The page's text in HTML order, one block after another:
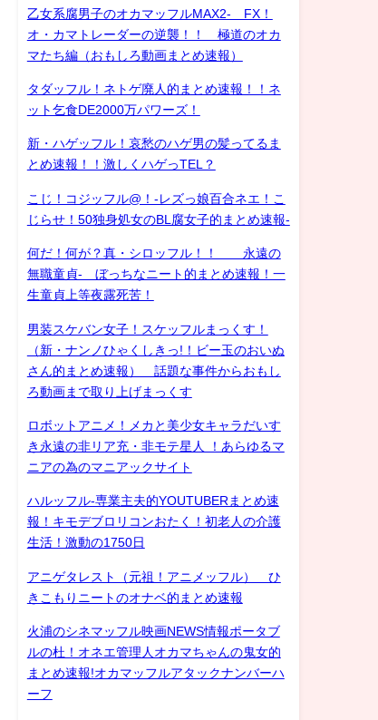
乙女系腐男子のオカマッフルMAX2- FX！
オ・カマトレーダーの逆襲！！ 極道のオカ
マたち編（おもしろ動画まとめ速報）
タダッフル！ネトゲ廃人的まとめ速報！！ネ
ット乞食DE2000万パワーズ！
新・ハゲッフル！哀愁のハゲ男の髪ってるま
とめ速報！！激しくハゲっTEL？
こじ！コジッフル@！-レズっ娘百合ネエ！こ
じらせ！50独身処女のBL腐女子的まとめ速報-
何だ！何が？真・シロッフル！！ 永遠の
無職童貞- ぼっちなニート的まとめ速報！一
生童貞上等夜露死苦！
男装スケバン女子！スケッフルまっくす！
（新・ナンノひゃくしきっ!！ビー玉のおいぬ
さん的まとめ速報） 話題な事件からおもし
ろ動画まで取り上げまっくす
ロボットアニメ！メカと美少女キャラだいす
き永遠の非リア充・非モテ星人 ！あらゆるマ
ニアの為のマニアックサイト
ハルッフル-専業主夫的YOUTUBERまとめ速
報！キモデブロリコンおたく！初老人の介護
生活！激動の1750日
アニゲタレスト（元祖！アニメッフル） ひ
きこもりニートのオナベ的まとめ速報
火浦のシネマッフル映画NEWS情報ポータブ
ルの杜！オネエ管理人オカマちゃんの鬼女的
まとめ速報!オカマッフルアタックナンバーハ
ーフ